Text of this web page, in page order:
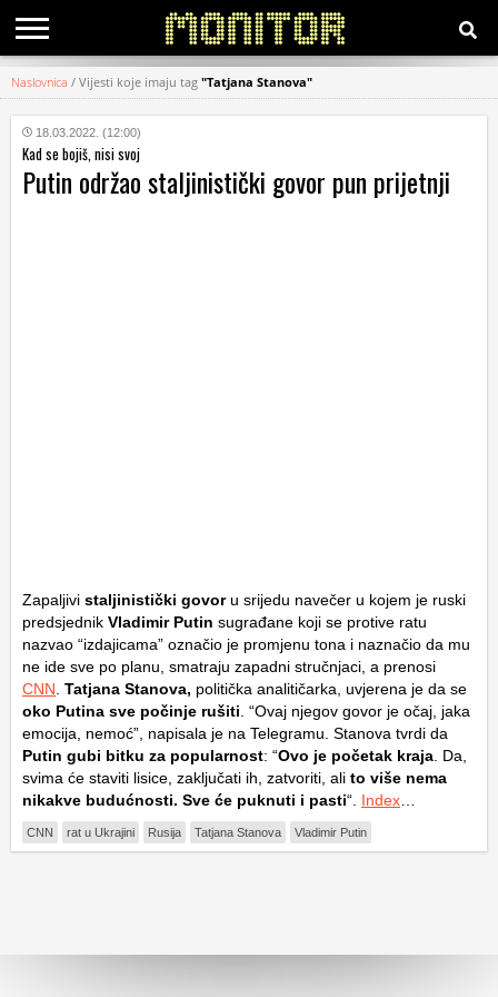
KATEGORIJE
HRVATSKI
WEB
Naslovnica / Vijesti koje imaju tag "Tatjana Stanova"
18.03.2022. (12:00)
Kad se bojiš, nisi svoj
Putin održao staljinistički govor pun prijetnji
Zapaljivi staljinistički govoru srijedu navečer u kojem je ruski
predsjednik Vladimir Putin sugrađane koji se protive ratu
nazvao “izdajicama” označio je promjenu tona i naznačio da mu
ne ide sve po planu, smatraju zapadni stručnjaci, a prenosi
CNN Tatjana Stanova, politička analitičarka, uvjerena je da se
oko Putina sve počinje rušiti . “Ovaj njegov govor je očaj, jaka
emocija, nemoć”, napisala je na Telegramu. Stanova tvrdi da
Putin gubi bitku za popularnost: “Ovo je početak kraja . Da,
svima će staviti lisice, zaključati ih, zatvoriti, ali to više nema
nikakve budućnosti. Sve će puknuti i pasti“. Index
CNN rat u Ukrajini Rusija Tatjana Stanova Vladimir Putin